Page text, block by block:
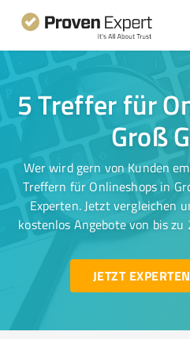
5 Treffer für
Groß
Wer wird gern von Kunden
Treffern für Onlineshops in
Experten. Jetzt vergleichen
kostenlos Angebote von bis
JETZT